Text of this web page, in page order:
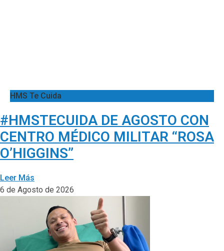
HMS Te Cuida
#HMSTECUIDA DE AGOSTO CON
CENTRO MÉDICO MILITAR “ROSA
O’HIGGINS”
Leer Más
6 de Agosto de 2026